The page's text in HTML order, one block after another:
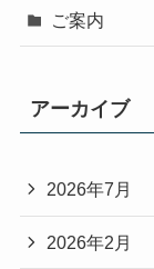
ご案内
アーカイブ
2026年7月
2026年2月